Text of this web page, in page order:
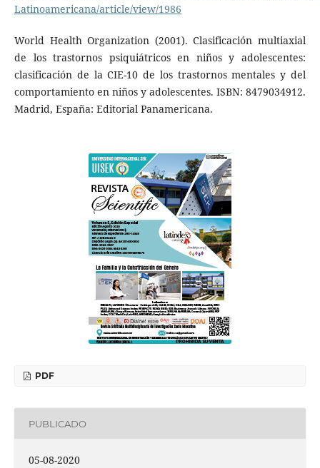
Latinoamericana/article/view/1986
World Health Organization (‎2001)‎. Clasificación multiaxial
de los trastornos psiquiátricos en niños y adolescentes:
clasificación de la CIE-10 de los trastornos mentales y del
comportamiento en niños y adolescentes. ISBN: 8479034912.
Madrid, España: Editorial Panamericana.
PDF
PUBLICADO
05-08-2020